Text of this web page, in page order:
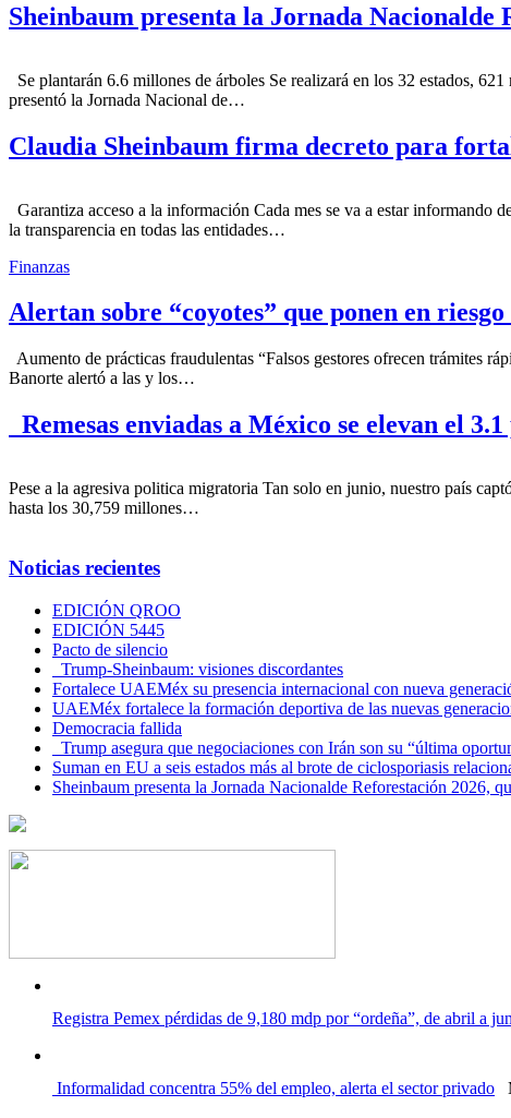
Sheinbaum presenta la Jornada Nacionalde
Se plantarán 6.6 millones de árboles Se realizará en los 32 estados,
presentó la Jornada Nacional de…
Claudia Sheinbaum firma decreto para
Garantiza acceso a la información Cada mes se va a estar
la transparencia en todas las entidades…
Finanzas
Alertan sobre “coyotes” que ponen en
Aumento de prácticas fraudulentas “Falsos gestores ofrecen trámites
Banorte alertó a las y los…
Remesas enviadas a México se elevan el
Pese a la agresiva politica migratoria Tan solo en junio, nuestro país
hasta los 30,759 millones…
Noticias recientes
EDICIÓN QROO
EDICIÓN 5445
Pacto de silencio
Trump-Sheinbaum: visiones discordantes
Fortalece UAEMéx su presencia internacional con nueva
UAEMéx fortalece la formación deportiva de las nuevas
Democracia fallida
Trump asegura que negociaciones con Irán son su “última
Suman en EU a seis estados más al brote de ciclosporiasis
Sheinbaum presenta la Jornada Nacionalde Reforestación 2026,
Registra Pemex pérdidas de 9,180 mdp por “ordeña”, de abril a
Informalidad concentra 55% del empleo, alerta el sector privado